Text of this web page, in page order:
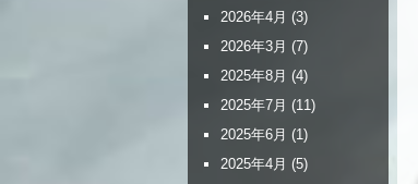
2026年4月 (3)
2026年3月 (7)
2025年8月 (4)
2025年7月 (11)
2025年6月 (1)
2025年4月 (5)